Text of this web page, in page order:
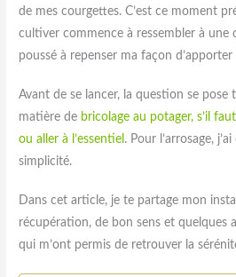
de mes courgettes. C’est ce moment
cultiver commence à ressembler à une
poussé à repenser ma façon d’apporter
Avant de se lancer, la question se pose
matière de bricolage au potager, s’il
ou aller à l’essentiel . Pour l’arrosage,
simplicité.
Dans cet article, je te partage mon
récupération, de bon sens et quelques
qui m’ont permis de retrouver la